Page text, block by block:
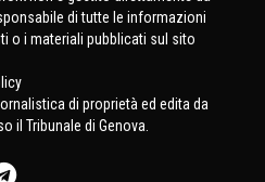
di tutte le informazioni
o i materiali pubblicati sul sito
di proprietà ed edita da
il Tribunale di Genova.